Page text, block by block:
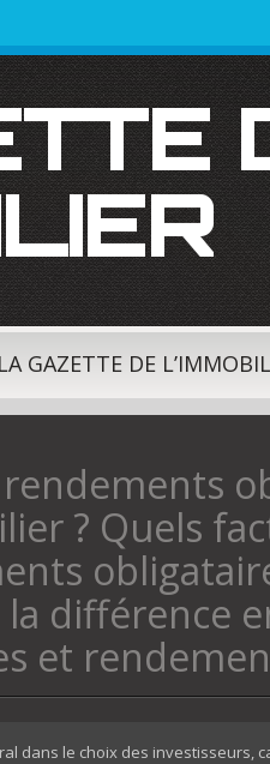
GAZETTE DE
? Quels
différence
et
dans le choix des investisseurs,